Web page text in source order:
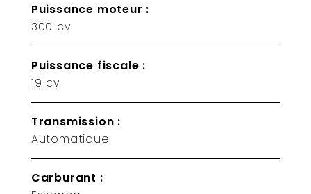
Puissance moteur :
300 cv
Puissance fiscale :
19 cv
Transmission :
Automatique
Carburant :